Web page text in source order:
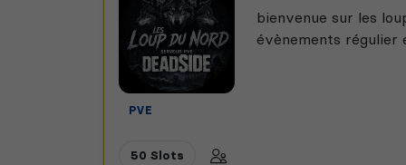
PVE
bienvenue sur les
évènements régulier
50 Slots